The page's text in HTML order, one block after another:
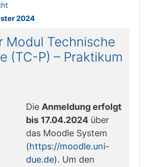
2024
Modul Technische
(TC-P) – Praktikum
Die Anmeldung erfolgt
bis 17.04.2024 über
das Moodle System
(https://moodle.uni-
due.de). Um den